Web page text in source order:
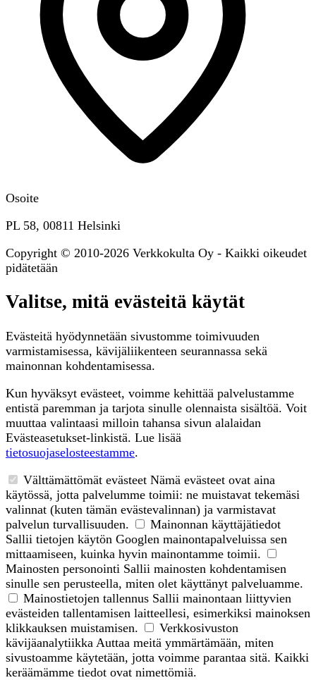
Osoite
PL 58, 00811 Helsinki
Copyright © 2010-2026 Verkkokulta Oy - Kaikki oikeudet
pidätetään
Valitse, mitä evästeitä käytät
Evästeitä hyödynnetään sivustomme toimivuuden
varmistamisessa, kävijäliikenteen seurannassa sekä
mainonnan kohdentamisessa.
Kun hyväksyt evästeet, voimme kehittää palvelustamme
entistä paremman ja tarjota sinulle olennaista sisältöä. Voit
muuttaa valintaasi milloin tahansa sivun alalaidan
Evästeasetukset-linkistä. Lue lisää
tietosuojaselosteestamme.
Välttämättömät evästeet Nämä evästeet ovat aina
käytössä, jotta palvelumme toimii: ne muistavat tekemäsi
valinnat (kuten tämän evästevalinnan) ja varmistavat
palvelun turvallisuuden.
Mainonnan käyttäjätiedot
Sallii tietojen käytön Googlen mainontapalveluissa sen
mittaamiseen, kuinka hyvin mainontamme toimii.
Mainosten personointi Sallii mainosten kohdentamisen
sinulle sen perusteella, miten olet käyttänyt palveluamme.
Mainostietojen tallennus Sallii mainontaan liittyvien
evästeiden tallentamisen laitteellesi, esimerkiksi mainoksen
klikkauksen muistamisen.
Verkkosivuston
kävijäanalytiikka Auttaa meitä ymmärtämään, miten
sivustoamme käytetään, jotta voimme parantaa sitä. Kaikki
keräämämme tiedot ovat nimettömiä.